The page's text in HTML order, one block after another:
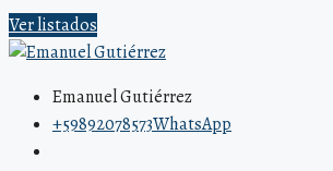
Ver listados
Emanuel Gutiérrez
+59892078573WhatsApp